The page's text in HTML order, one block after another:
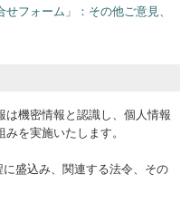
せフォーム」：その他ご意見、
機密情報と認識し、個人情報
を実施いたします。
盛込み、関連する法令、その